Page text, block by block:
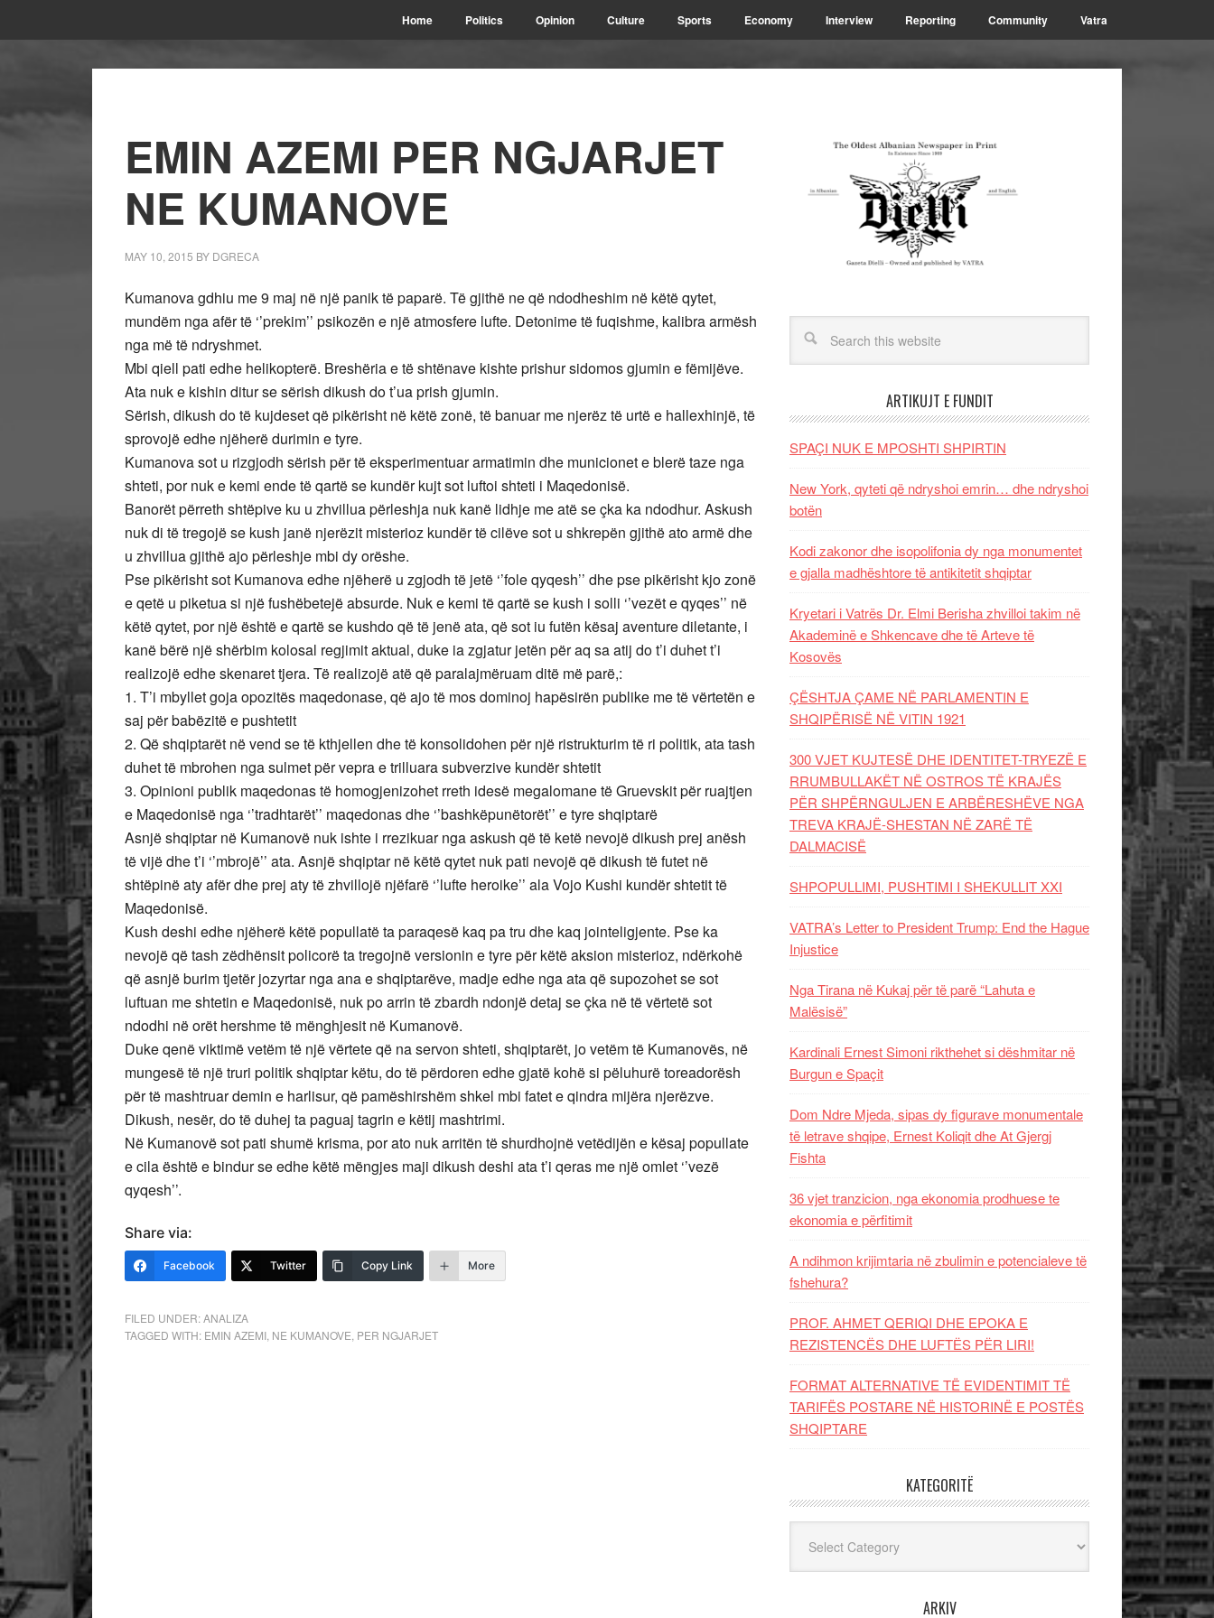
Home Politics Opinion Culture Sports Economy Interview Reporting Community Vatra
EMIN AZEMI PER NGJARJET
NE KUMANOVE
MAY 10, 2015 BY DGRECA
Kumanova gdhiu me 9 maj në një panik të paparë. Të gjithë ne që ndodheshim në këtë qytet,
mundëm nga afër të ‘’prekim’’ psikozën e një atmosfere lufte. Detonime të fuqishme, kalibra armësh
nga më të ndryshmet.
Mbi qiell pati edhe helikopterë. Breshëria e të shtënave kishte prishur sidomos gjumin e fëmijëve.
Ata nuk e kishin ditur se sërish dikush do t’ua prish gjumin.
Sërish, dikush do të kujdeset që pikërisht në këtë zonë, të banuar me njerëz të urtë e hallexhinjë, të
sprovojë edhe njëherë durimin e tyre.
Kumanova sot u rizgjodh sërish për të eksperimentuar armatimin dhe municionet e blerë taze nga
shteti, por nuk e kemi ende të qartë se kundër kujt sot luftoi shteti i Maqedonisë.
Banorët përreth shtëpive ku u zhvillua përleshja nuk kanë lidhje me atë se çka ka ndodhur. Askush
nuk di të tregojë se kush janë njerëzit misterioz kundër të cilëve sot u shkrepën gjithë ato armë dhe
u zhvillua gjithë ajo përleshje mbi dy orëshe.
Pse pikërisht sot Kumanova edhe njëherë u zgjodh të jetë ‘’fole qyqesh’’ dhe pse pikërisht kjo zonë
e qetë u piketua si një fushëbetejë absurde. Nuk e kemi të qartë se kush i solli ‘’vezët e qyqes’’ në
këtë qytet, por një është e qartë se kushdo që të jenë ata, që sot iu futën kësaj aventure diletante, i
kanë bërë një shërbim kolosal regjimit aktual, duke ia zgjatur jetën për aq sa atij do t’i duhet t’i
realizojë edhe skenaret tjera. Të realizojë atë që paralajmëruam ditë më parë,:
1. T’i mbyllet goja opozitës maqedonase, që ajo të mos dominoj hapësirën publike me të vërtetën e
saj për babëzitë e pushtetit
2. Që shqiptarët në vend se të kthjellen dhe të konsolidohen për një ristrukturim të ri politik, ata tash
duhet të mbrohen nga sulmet për vepra e trilluara subverzive kundër shtetit
3. Opinioni publik maqedonas të homogjenizohet rreth idesë megalomane të Gruevskit për ruajtjen
e Maqedonisë nga ‘’tradhtarët’’ maqedonas dhe ‘’bashkëpunëtorët’’ e tyre shqiptarë
Asnjë shqiptar në Kumanovë nuk ishte i rrezikuar nga askush që të ketë nevojë dikush prej anësh
të vijë dhe t’i ‘’mbrojë’’ ata. Asnjë shqiptar në këtë qytet nuk pati nevojë që dikush të futet në
shtëpinë aty afër dhe prej aty të zhvillojë njëfarë ‘’lufte heroike’’ ala Vojo Kushi kundër shtetit të
Maqedonisë.
Kush deshi edhe njëherë këtë popullatë ta paraqesë kaq pa tru dhe kaq jointeligjente. Pse ka
nevojë që tash zëdhënsit policorë ta tregojnë versionin e tyre për këtë aksion misterioz, ndërkohë
që asnjë burim tjetër jozyrtar nga ana e shqiptarëve, madje edhe nga ata që supozohet se sot
luftuan me shtetin e Maqedonisë, nuk po arrin të zbardh ndonjë detaj se çka në të vërtetë sot
ndodhi në orët hershme të mënghjesit në Kumanovë.
Duke qenë viktimë vetëm të një vërtete që na servon shteti, shqiptarët, jo vetëm të Kumanovës, në
mungesë të një truri politik shqiptar këtu, do të përdoren edhe gjatë kohë si pëluhurë toreadorësh
për të mashtruar demin e harlisur, që pamëshirshëm shkel mbi fatet e qindra mijëra njerëzve.
Dikush, nesër, do të duhej ta paguaj tagrin e këtij mashtrimi.
Në Kumanovë sot pati shumë krisma, por ato nuk arritën të shurdhojnë vetëdijën e kësaj popullate
e cila është e bindur se edhe këtë mëngjes maji dikush deshi ata t’i qeras me një omlet ‘’vezë
qyqesh’’.
Share via:
Facebook Twitter Copy Link More
FILED UNDER:ANALIZA
TAGGED WITH: EMIN AZEMI NE KUMANOVE PER NGJARJET
ARTIKUJT E FUNDIT
SPAÇI NUK E MPOSHTI SHPIRTIN
New York, qyteti që ndryshoi emrin… dhe ndryshoi
botën
Kodi zakonor dhe isopolifonia dy nga monumentet
e gjalla madhështore të antikitetit shqiptar
Kryetari i Vatrës Dr. Elmi Berisha zhvilloi takim në
Akademinë e Shkencave dhe të Arteve të
Kosovës
ÇËSHTJA ÇAME NË PARLAMENTIN E
SHQIPËRISË NË VITIN 1921
300 VJET KUJTESË DHE IDENTITET-TRYEZË E
RRUMBULLAKËT NË OSTROS TË KRAJËS
PËR SHPËRNGULJEN E ARBËRESHËVE NGA
TREVA KRAJË-SHESTAN NË ZARË TË
DALMACISË
SHPOPULLIMI, PUSHTIMI I SHEKULLIT XXI
VATRA’s Letter to President Trump: End the Hague
Injustice
Nga Tirana në Kukaj për të parë “Lahuta e
Malësisë”
Kardinali Ernest Simoni rikthehet si dëshmitar në
Burgun e Spaçit
Dom Ndre Mjeda, sipas dy figurave monumentale
të letrave shqipe, Ernest Koliqit dhe At Gjergj
Fishta
36 vjet tranzicion, nga ekonomia prodhuese te
ekonomia e përfitimit
A ndihmon krijimtaria në zbulimin e potencialeve të
fshehura?
PROF. AHMET QERIQI DHE EPOKA E
REZISTENCЁS DHE LUFTЁS PЁR LIRI!
FORMAT ALTERNATIVE TË EVIDENTIMIT TË
TARIFËS POSTARE NË HISTORINË E POSTËS
SHQIPTARE
KATEGORITË
ARKIV